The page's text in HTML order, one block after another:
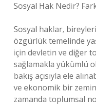
Sosyal Hak Nedir?
Sosyal haklar,
özgürlük temelinde
için devletin ve diğer
sağlamakla yükümlü
bakış açısıyla ele
ve ekonomik bir
zamanda toplumsal